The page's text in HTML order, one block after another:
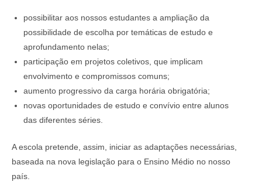
possibilitar aos nossos estudantes a ampliação da
possibilidade de escolha por temáticas de estudo e
aprofundamento nelas;
participação em projetos coletivos, que implicam
envolvimento e compromissos comuns;
aumento progressivo da carga horária obrigatória;
novas oportunidades de estudo e convívio entre alunos
das diferentes séries.
A escola pretende, assim, iniciar as adaptações necessárias,
baseada na nova legislação para o Ensino Médio no nosso
país.